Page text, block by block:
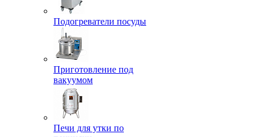
Подогреватели посуды
Приготовление под
вакуумом
Печи для утки по